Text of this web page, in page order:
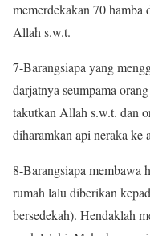
memerdekakan 70 hamba
Allah s.w.t.
7-Barangsiapa yang
darjatnya seumpama
takutkan Allah s.w.t. dan
diharamkan api neraka ke
8-Barangsiapa membawa
rumah lalu diberikan
bersedekah). Hendaklah